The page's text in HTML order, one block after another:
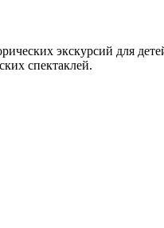
экскурсий для
спектаклей.